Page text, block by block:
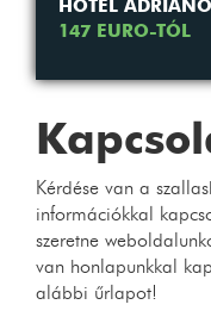
HOTEL ADRIANO
147 EURO-TÓL
Kérdése van a
információkkal
szeretne
van honlapunkkal
alábbi űrlapot!